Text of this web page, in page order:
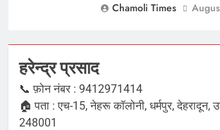
Chamoli Times
हरेन्द्र प्रसाद
📞 फ़ोन नंबर : 9412971414
🏠 पता : एच-15, नेहरू कॉलोनी, धर्मपुर, देहरादून,
248001